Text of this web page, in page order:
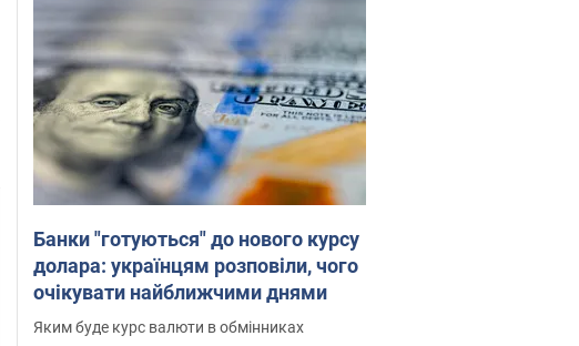
Банки "готуються" до нового курсу
долара: українцям розповіли, чого
очікувати найближчими днями
Яким буде курс валюти в обмінниках